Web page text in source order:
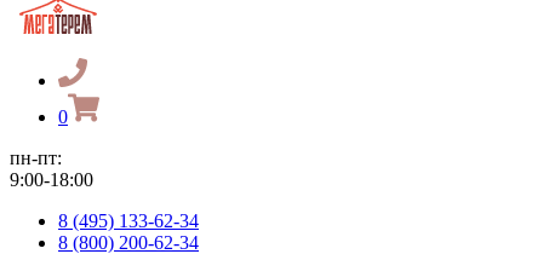
0
пн-пт:
9:00-18:00
8 (495) 133-62-34
8 (800) 200-62-34